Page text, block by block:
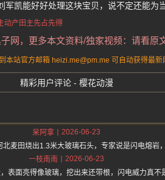
凯能好好处理这块宝贝，说不定还能为
动产 田主先占先得
网，更多本文资料/独家视频：请看原
本站官方邮箱 heizi.me@pm.me 可自动获得最新
精彩用户评论 - 樱花动漫
呆阿拿
2026-06-23
麦田烧出1.3米大玻璃石头，专家说是闪电熔岩
一枝南南
2026-06-23
表面亮得像玻璃，挖出来还带根，闪电威力真不